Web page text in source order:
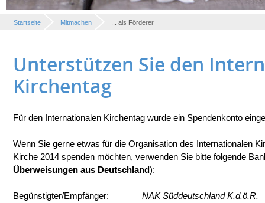
Startseite Mitmachen ... als Förderer
Unterstützen Sie den
Kirchentag
Für den Internationalen Kirchentag wurde ein Spendenkonto
Wenn Sie gerne etwas für die Organisation des Internationalen
Kirche 2014 spenden möchten, verwenden Sie bitte folgende
Überweisungen aus Deutschland):
Begünstigter/Empfänger: NAK Süddeutschland K.d.ö.R.